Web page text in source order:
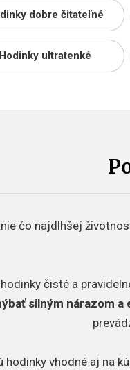
dobre čitateľné
Hodinky ultratenké
čo najdlhšej
čisté a
silným nárazom
hodinky vhodné aj na